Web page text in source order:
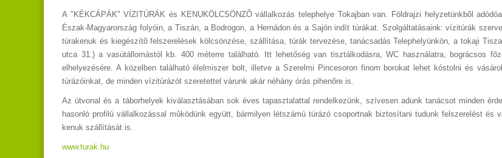
A "KÉKCÁPÁK" VÍZITÚRÁK és KENUKÖLCSÖNZÕ vállalkozás telephelye Tokajban van. Földrajzi helyzetünkbõl
Észak-Magyarország folyóin, a Tiszán, a Bodrogon, a Hernádon és a Sajón indít túrákat. Szolgáltatásaink: vízitúrák
túrakenuk és kiegészítõ felszerelések kölcsönzése, szállítása, túrák tervezése, tanácsadás Telephelyünkön, a tokaji
utca 31.) a vasútállomástól kb. 400 méterre található. Itt lehetőség van tisztálkodásra, WC használatra, bográcsos
elhelyezésére. A közelben található élelmiszer bolt, illetve a Szerelmi Pincesoron finom borokat lehet kóstolni és
túrázóinkat, de minden vízitúrázót szeretettel várunk akár néhány órás pihenõre is.
Az útvonal és a táborhelyek kiválasztásában sok éves tapasztalattal rendelkezünk, szívesen adunk tanácsot minden
hasonló profilú vállalkozással mûködünk együtt, bármilyen létszámú túrázó csoportnak biztosítani tudunk felszerelést és
kenuk szállítását is.
www.turak.hu